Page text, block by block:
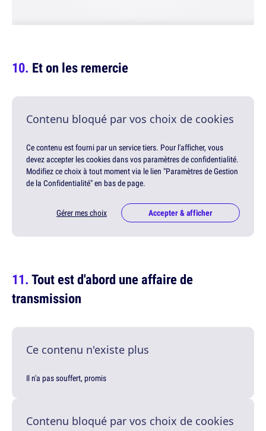
Et on les remercie
Contenu bloqué par vos choix de cookies
Ce contenu est fourni par un service tiers. Pour l'afficher, vous
devez accepter les cookies dans vos paramètres de confidentialité.
Modifiez ce choix à tout moment via le lien "Paramètres de Gestion
de la Confidentialité" en bas de page.
Gérer mes choix Accepter & afficher
Tout est d'abord une affaire de
transmission
Ce contenu n'existe plus
Il n'a pas souffert, promis
Contenu bloqué par vos choix de cookies